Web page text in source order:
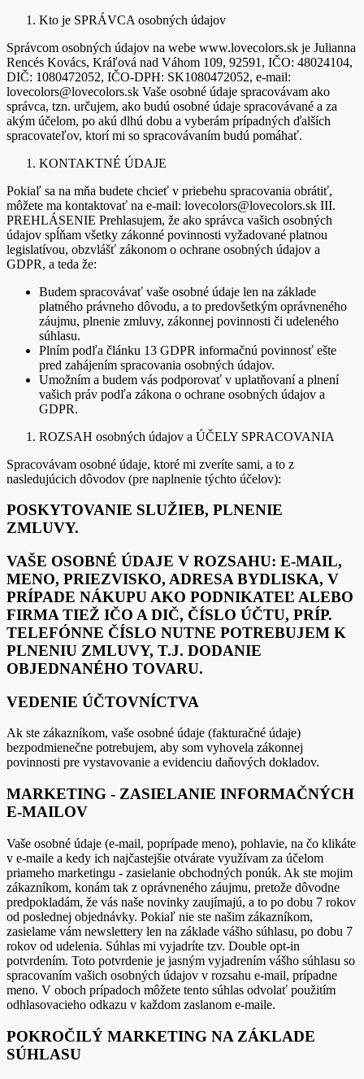
Kto je SPRÁVCA osobných údajov
Správcom osobných údajov na webe www.lovecolors.sk je Julianna
Rencés Kovács, Kráľová nad Váhom 109, 92591, IČO: 48024104,
DIČ: 1080472052, IČO-DPH: SK1080472052, e-mail:
lovecolors@lovecolors.sk Vaše osobné údaje spracovávam ako
správca, tzn. určujem, ako budú osobné údaje spracovávané a za
akým účelom, po akú dlhú dobu a vyberám prípadných ďalších
spracovateľov, ktorí mi so spracovávaním budú pomáhať.
KONTAKTNÉ ÚDAJE
Pokiaľ sa na mňa budete chcieť v priebehu spracovania obrátiť,
môžete ma kontaktovať na e-mail: lovecolors@lovecolors.sk III.
PREHLÁSENIE Prehlasujem, že ako správca vašich osobných
údajov spĺňam všetky zákonné povinnosti vyžadované platnou
legislatívou, obzvlášť zákonom o ochrane osobných údajov a
GDPR, a teda že:
Budem spracovávať vaše osobné údaje len na základe
platného právneho dôvodu, a to predovšetkým oprávneného
záujmu, plnenie zmluvy, zákonnej povinnosti či udeleného
súhlasu.
Plním podľa článku 13 GDPR informačnú povinnosť ešte
pred zahájením spracovania osobných údajov.
Umožním a budem vás podporovať v uplatňovaní a plnení
vašich práv podľa zákona o ochrane osobných údajov a
GDPR.
ROZSAH osobných údajov a ÚČELY SPRACOVANIA
Spracovávam osobné údaje, ktoré mi zveríte sami, a to z
nasledujúcich dôvodov (pre naplnenie týchto účelov):
POSKYTOVANIE SLUŽIEB, PLNENIE
ZMLUVY.
VAŠE OSOBNÉ ÚDAJE V ROZSAHU: E-MAIL,
MENO, PRIEZVISKO, ADRESA BYDLISKA, V
PRÍPADE NÁKUPU AKO PODNIKATEĽ ALEBO
FIRMA TIEŽ IČO A DIČ, ČÍSLO ÚČTU, PRÍP.
TELEFÓNNE ČÍSLO NUTNE POTREBUJEM K
PLNENIU ZMLUVY, T.J. DODANIE
OBJEDNANÉHO TOVARU.
VEDENIE ÚČTOVNÍCTVA
Ak ste zákazníkom, vaše osobné údaje (fakturačné údaje)
bezpodmienečne potrebujem, aby som vyhovela zákonnej
povinnosti pre vystavovanie a evidenciu daňových dokladov.
MARKETING - ZASIELANIE INFORMAČNÝCH
E-MAILOV
Vaše osobné údaje (e-mail, poprípade meno), pohlavie, na čo klikáte
v e-maile a kedy ich najčastejšie otvárate využívam za účelom
priameho marketingu - zasielanie obchodných ponúk. Ak ste mojim
zákazníkom, konám tak z oprávneného záujmu, pretože dôvodne
predpokladám, že vás naše novinky zaujímajú, a to po dobu 7 rokov
od poslednej objednávky. Pokiaľ nie ste našim zákazníkom,
zasielame vám newslettery len na základe vášho súhlasu, po dobu 7
rokov od udelenia. Súhlas mi vyjadríte tzv. Double opt-in
potvrdením. Toto potvrdenie je jasným vyjadrením vášho súhlasu so
spracovaním vašich osobných údajov v rozsahu e-mail, prípadne
meno. V oboch prípadoch môžete tento súhlas odvolať použitím
odhlasovacieho odkazu v každom zaslanom e-maile.
POKROČILÝ MARKETING NA ZÁKLADE
SÚHLASU